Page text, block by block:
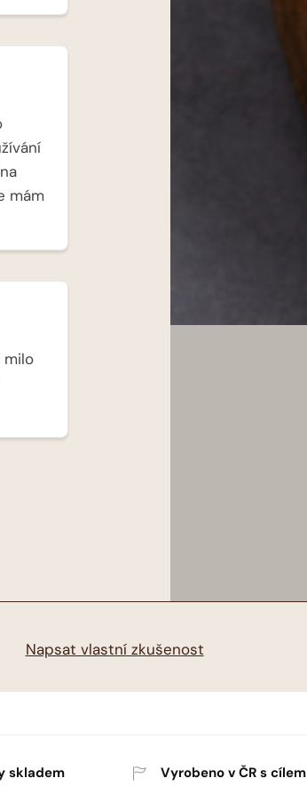
mám
milo
Napsat vlastní zkušenost
skladem Vyrobeno v ČR s cílem